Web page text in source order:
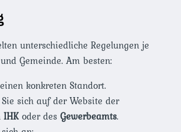
unterschiedliche Regelungen je
Gemeinde. Am besten:
konkreten Standort.
sich auf der Website der
IHK oder desGewerbeamts.